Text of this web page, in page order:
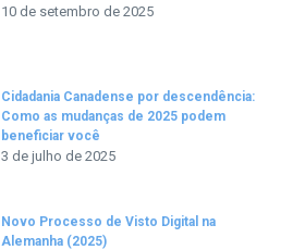
10 de setembro de 2025
Cidadania Canadense por descendência:
Como as mudanças de 2025 podem
beneficiar você
3 de julho de 2025
Novo Processo de Visto Digital na
Alemanha (2025)